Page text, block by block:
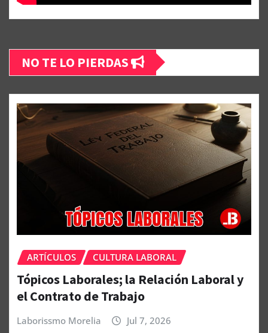
NO TE LO PIERDAS
ARTÍCULOS CULTURA LABORAL
Tópicos Laborales; la Relación Laboral y
el Contrato de Trabajo
Laborissmo Morelia Jul 7, 2026